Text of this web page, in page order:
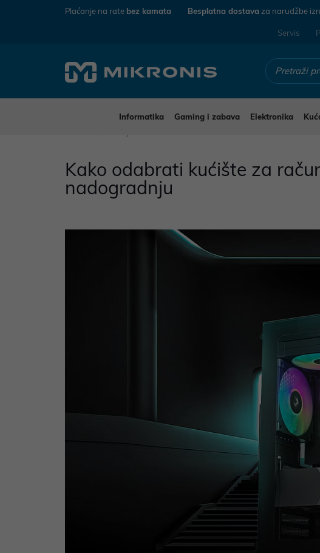
Plaćanje na rate bez kamata Besplatna dostava za narudžbe
Servis
Informatika Gaming i zabava Elektronika
Kako odabrati kućište za
nadogradnju